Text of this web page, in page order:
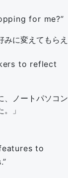
for me?”
みに変えてもらえ
to reflect
、ノートパソコン
」
to